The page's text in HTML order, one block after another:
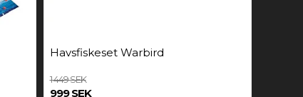
Havsfiskeset Warbird
1 449 SEK
999 SEK